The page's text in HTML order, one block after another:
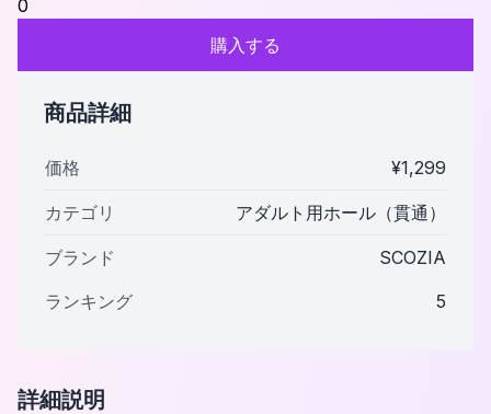
0
購入する
商品詳細
価格 ¥1,299
カテゴリ アダルト用ホール（貫通）
ブランド
SCOZIA
ランキング
5
詳細説明